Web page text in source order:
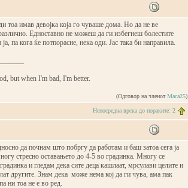
тоа имав девојка која го чуваше дома. Но да не ве
Едноставно не можеш да ги избегнеш болестите
па кога ќе потпорасне, нека оди. Јас така би направила.
but when I'm bad, I'm better.
(Одговор на членотMaca25)
Непосредна врска до пораките: 2
да почнам што побргу да работам и баш затоа сега ја
стресно оставањето до 4-5 во градинка. Многу се
и гледам дека сите деца кашлаат, мрсулави целите и
другите. Знам дека може нема кој да ги чува, ама пак
ни тоа не е во ред.